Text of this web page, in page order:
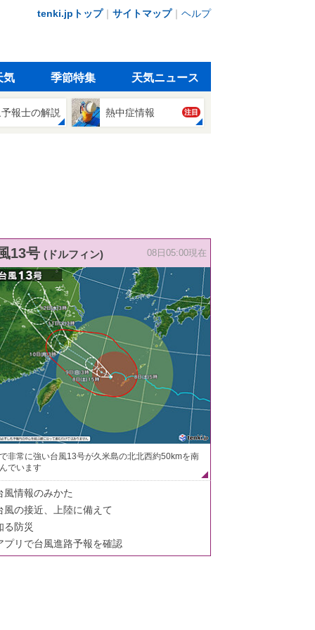
tenki.jpトップ｜ サイトマップ｜ ヘルプ
気 季節特集 天気ニュース
報士の解説 熱中症情報 注目
13号 (ドルフィン) 08日05:00現在
非常に強い台風13号が久米島の北北西約50kmを南
でいます
風情報のみかた
風の接近、上陸に備えて
る防災
プリで台風進路予報を確認